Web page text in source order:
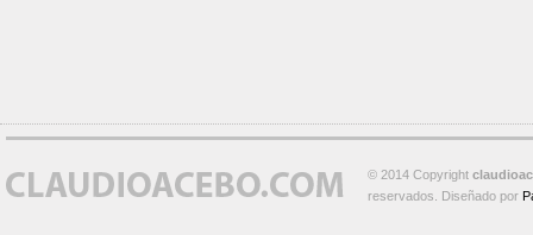
© 2014 Copyright
reservados. Diseñado por